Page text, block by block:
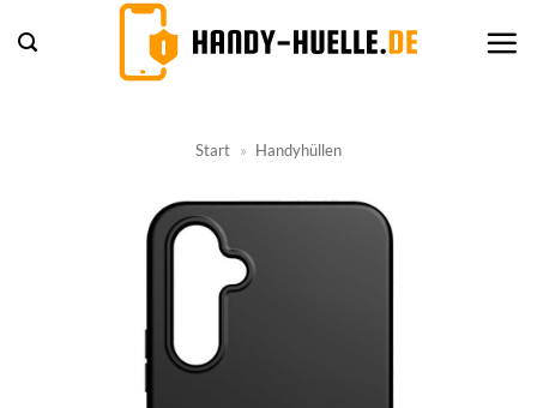
Inhalt
Start » Handyhüllen